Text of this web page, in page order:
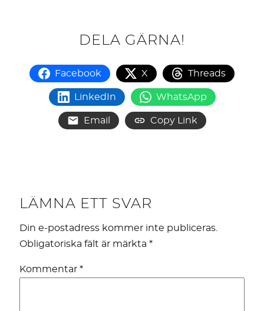
DELA GÄRNA!
Facebook X Threads
LinkedIn WhatsApp
Email Copy Link
LÄMNA ETT SVAR
Din e-postadress kommer inte publiceras.
Obligatoriska fält är märkta *
Kommentar *